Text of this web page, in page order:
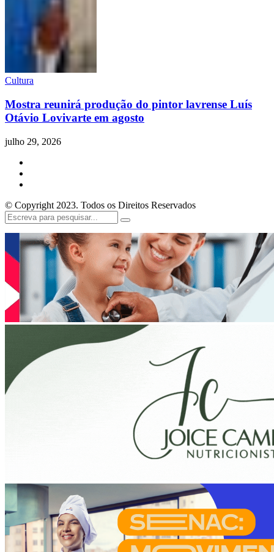
Cultura
Mostra reunirá produção do pintor lavrense Luís
Otávio Lovivarte em agosto
julho 29, 2026
© Copyright 2023. Todos os Direitos Reservados